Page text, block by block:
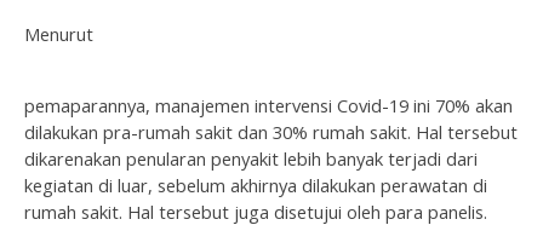
Menurut
pemaparannya, manajemen intervensi Covid-19 ini 70% akan
dilakukan pra-rumah sakit dan 30% rumah sakit. Hal tersebut
dikarenakan penularan penyakit lebih banyak terjadi dari
kegiatan di luar, sebelum akhirnya dilakukan perawatan di
rumah sakit. Hal tersebut juga disetujui oleh para panelis.